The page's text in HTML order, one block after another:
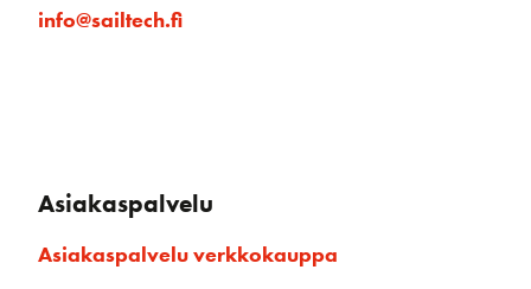
info@sailtech.fi
Asiakaspalvelu
Asiakaspalvelu verkkokauppa